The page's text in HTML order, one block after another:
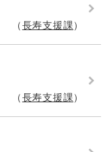
長寿支援課
長寿支援課